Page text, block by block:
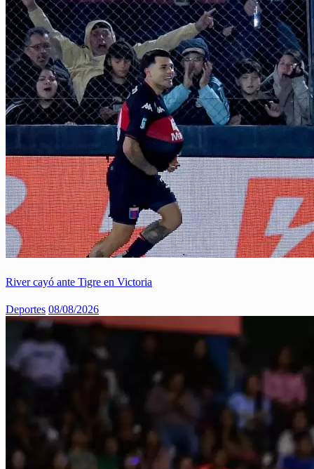
River cayó ante Tigre en Victoria
Deportes 08/08/2026